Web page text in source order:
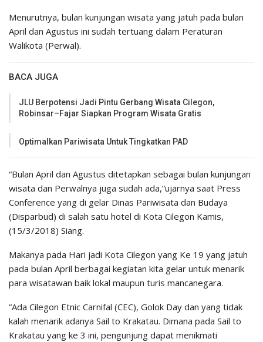
Menurutnya, bulan kunjungan wisata yang jatuh pada bulan
April dan Agustus ini sudah tertuang dalam Peraturan
Walikota (Perwal).
BACA JUGA
JLU Berpotensi Jadi Pintu Gerbang Wisata Cilegon,
Robinsar–Fajar Siapkan Program Wisata Gratis
Optimalkan Pariwisata Untuk Tingkatkan PAD
“Bulan April dan Agustus ditetapkan sebagai bulan kunjungan
wisata dan Perwalnya juga sudah ada,”ujarnya saat Press
Conference yang di gelar Dinas Pariwisata dan Budaya
(Disparbud) di salah satu hotel di Kota Cilegon Kamis,
(15/3/2018) Siang.
Makanya pada Hari jadi Kota Cilegon yang Ke 19 yang jatuh
pada bulan April berbagai kegiatan kita gelar untuk menarik
para wisatawan baik lokal maupun turis mancanegara.
“Ada Cilegon Etnic Carnifal (CEC), Golok Day dan yang tidak
kalah menarik adanya Sail to Krakatau. Dimana pada Sail to
Krakatau yang ke 3 ini, pengunjung dapat menikmati